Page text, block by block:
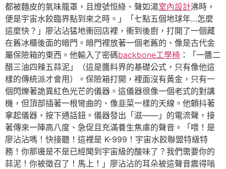
都被麵皮的氣味籠罩，且燈號恒綠、聲如湯室內設計沸時，
便是宇宙水餃臨界點到來之時。」「七點五個地球年…怎麼
這麼快？」廖沾沾猛地衝回店裡，衝到後廚，打開了一個藏
在舊冰櫃後面的暗門。暗門裡放著一個老舊的、像是古代金
屬保險箱的東西。他輸入了密碼backbone工學椅 ：「一醬二
醋三油四辣五蒜泥」（這是醬料界的基礎公式，只有像他這
樣的傳統派才會用）。保險箱打開，裡面沒有黃金，只有一
個閃爍著詭異紅色光芒的儀器。這儀器很像一個老式的對講
機，但頂部插著一根彎曲的、像韭菜一樣的天線。他顫抖著
拿起儀器，按下通話鈕。儀器發出「滋——」的電流聲，接
著傳來一陣高八度、急促且充滿養生焦慮的聲音。「喂！是
廖沾沾嗎！快接聽！這裡是 K-999！宇宙水餃聯盟特級特
務！你那邊是不是已經聞到宇宙級的酸味了？我們需要你的
蒜泥！你被徵召了！馬上！」廖沾沾的耳朵被這聲音震得嗡